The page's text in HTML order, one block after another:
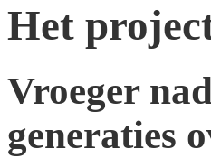
Het
Vroeger
generaties